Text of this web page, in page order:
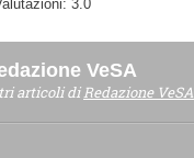
3.0
VeSA
articoli diRedazione VeSA